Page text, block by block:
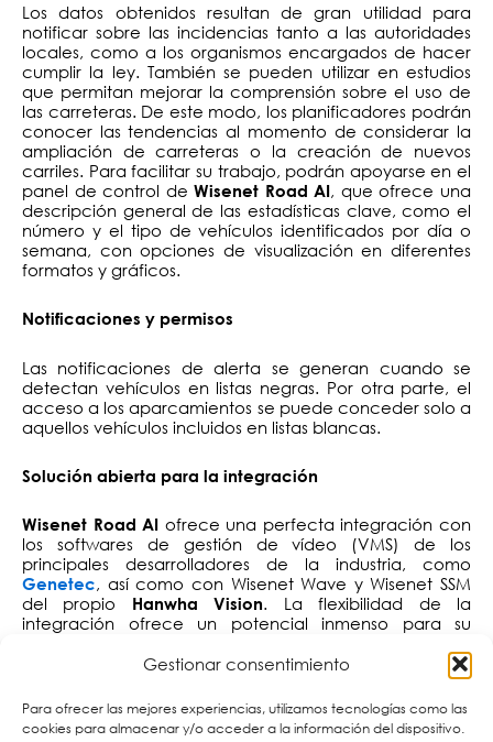
Gestionar consentimiento
Para ofrecer las mejores experiencias, utilizamos tecnologías como las
cookies para almacenar y/o acceder a la información del dispositivo.
Los datos obtenidos resultan de gran utilidad para
notificar sobre las incidencias tanto a las autoridades
locales, como a los organismos encargados de hacer
cumplir la ley. También se pueden utilizar en estudios
que permitan mejorar la comprensión sobre el uso de
las carreteras. De este modo, los planificadores podrán
conocer las tendencias al momento de considerar la
ampliación de carreteras o la creación de nuevos
carriles. Para facilitar su trabajo, podrán apoyarse en el
panel de control deWisenet Road AI, que ofrece una
descripción general de las estadísticas clave, como el
número y el tipo de vehículos identificados por día o
semana, con opciones de visualización en diferentes
formatos y gráficos.
Notificaciones y permisos
Las notificaciones de alerta se generan cuando se
detectan vehículos en listas negras. Por otra parte, el
acceso a los aparcamientos se puede conceder solo a
aquellos vehículos incluidos en listas blancas.
Solución abierta para la integración
Wisenet Road AI ofrece una perfecta integración con
los softwares de gestión de vídeo (VMS) de los
principales desarrolladores de la industria, como
Genetec, así como con Wisenet Wave y Wisenet SSM
del propio
Hanwha Vision. La flexibilidad de la
integración ofrece un potencial inmenso para su
necesidades de numerosos clientes, entornos y
Modelos de cámaras Wisenet P que admiten Wisenet